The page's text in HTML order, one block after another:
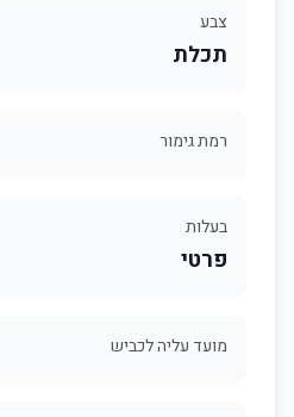
צבע
תכלת
רמת גימור
בעלות
פרטי
מועד עליה לכביש